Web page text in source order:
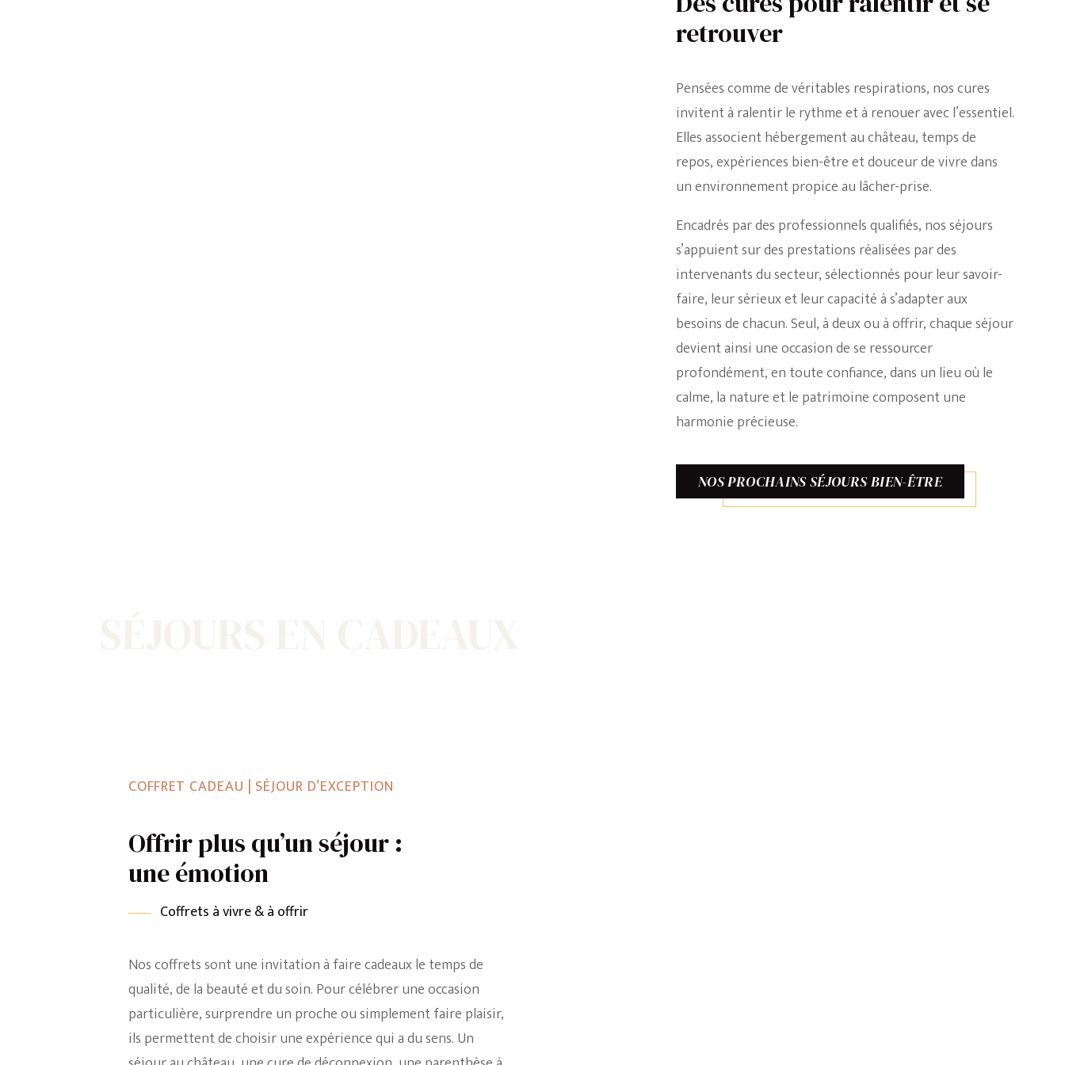
retrouver
Pensées comme de véritables respirations, nos cures
invitent à ralentir le rythme et à renouer avec l’essentiel.
Elles associent hébergement au château, temps de
repos, expériences bien-être et douceur de vivre dans
un environnement propice au lâcher-prise.
Encadrés par des professionnels qualifiés, nos séjours
s’appuient sur des prestations réalisées par des
intervenants du secteur, sélectionnés pour leur savoir-
faire, leur sérieux et leur capacité à s’adapter aux
besoins de chacun. Seul, à deux ou à offrir, chaque séjour
devient ainsi une occasion de se ressourcer
profondément, en toute confiance, dans un lieu où le
calme, la nature et le patrimoine composent une
harmonie précieuse.
NOS PROCHAINS SÉJOURS BIEN-ÊTRE
COFFRET CADEAU | SÉJOUR D’EXCEPTION
Offrir plus qu’un séjour :
une émotion
Coffrets à vivre & à offrir
Nos coffrets sont une invitation à faire cadeaux le temps de
qualité, de la beauté et du soin. Pour célébrer une occasion
particulière, surprendre un proche ou simplement faire plaisir,
ils permettent de choisir une expérience qui a du sens. Un